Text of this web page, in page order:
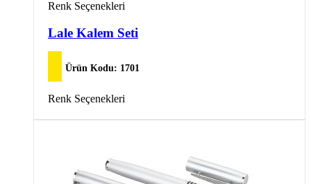
Bu
birden
fazla
varyasyonu
Seçenekler
ürün
sayfasından
seçilebilir
Renk Seçenekleri
Lale Kalem Seti
Ürün Kodu: 1701
Bu
birden
Seçenekler
Renk Seçenekleri